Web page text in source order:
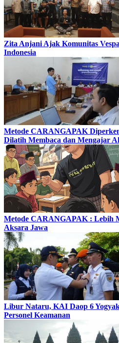
Zita Anjani Ajak Komunitas
Indonesia
Metode CARANGAPAK
Dilatih Membaca dan Mengajar
Metode CARANGAPAK : Lebih
Aksara Jawa
Libur Nataru, KAI Daop 6
Personel Keamanan